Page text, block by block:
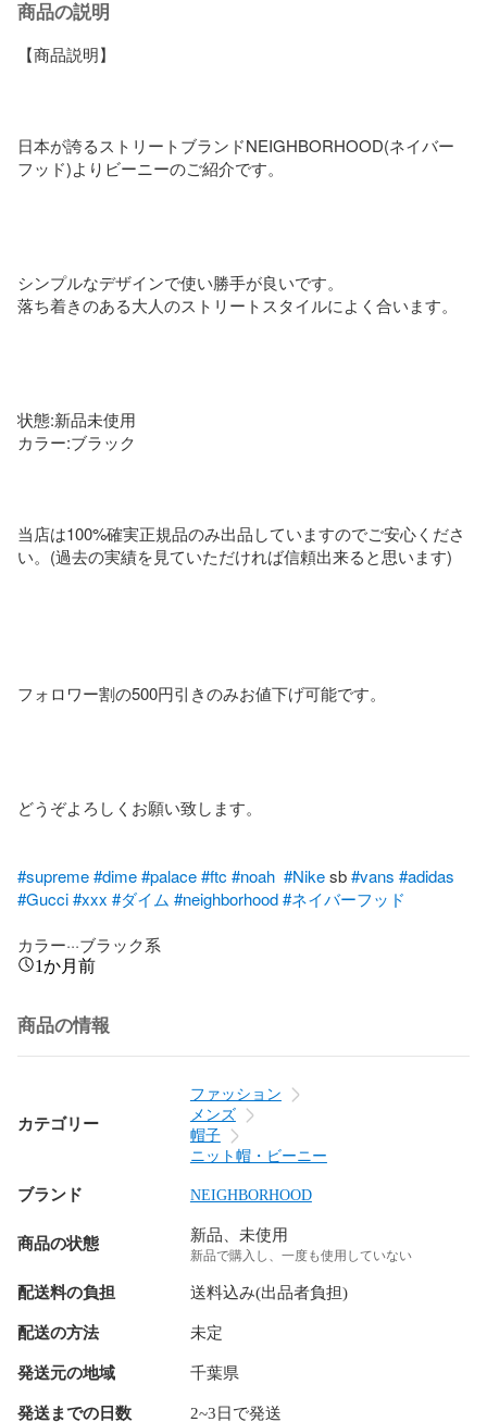
商品の説明
【商品説明】
日本が誇るストリートブランドNEIGHBORHOOD(ネイバー
フッド)よりビーニーのご紹介です。
シンプルなデザインで使い勝手が良いです。
落ち着きのある大人のストリートスタイルによく合います。
状態:新品未使用
カラー:ブラック
当店は100%確実正規品のみ出品していますのでご安心くださ
い。(過去の実績を見ていただければ信頼出来ると思います)
フォロワー割の500円引きのみお値下げ可能です。
どうぞよろしくお願い致します。
#supreme#dime#palace#ftc #noah #Nike sb #vans #adidas
#Gucci#xxx #ダイム #neighborhood#ネイバーフッド
カラー···ブラック系
1か月前
商品の情報
カテゴリー
ファッション
メンズ
帽子
ニット帽・ビーニー
ブランド NEIGHBORHOOD
商品の状態 新品、未使用
新品で購入し、一度も使用していない
配送料の負担 送料込み(出品者負担)
配送の方法 未定
発送元の地域 千葉県
発送までの日数 2~3日で発送